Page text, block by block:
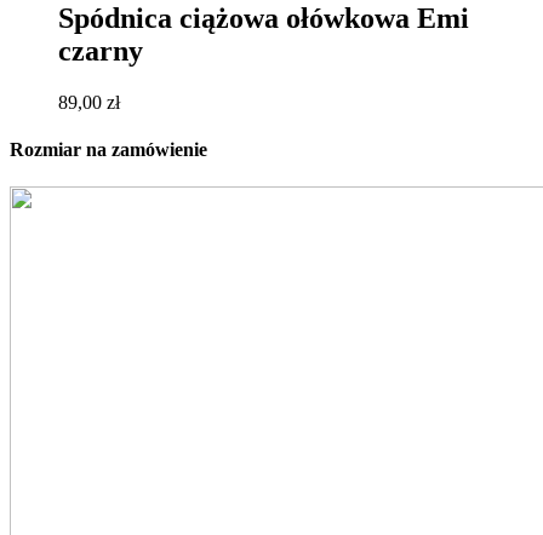
Spódnica ciążowa ołówkowa Emi
czarny
89,00 zł
Rozmiar na zamówienie